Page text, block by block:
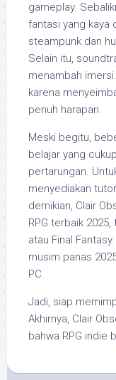
gameplay.
fantasi yang kaya
steampunk dan
Selain itu,
menambah
karena
penuh harapan.
Meski begitu,
belajar yang
pertarungan.
menyediakan
demikian, Clair
RPG terbaik
atau Final
musim panas
PC.
Jadi, siap
Akhirnya, Clair
bahwa RPG indie